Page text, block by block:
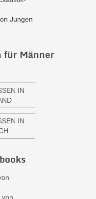
Jungen
für Männer
IN
IN